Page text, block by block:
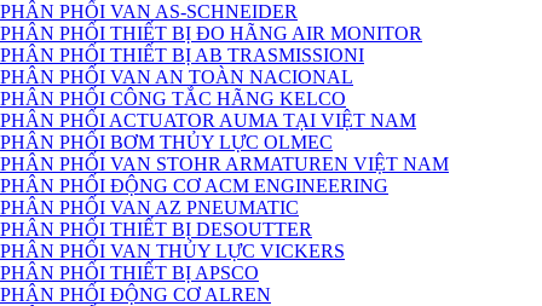
PHÂN PHỐI VAN AS-SCHNEIDER
PHÂN PHỐI THIẾT BỊ ĐO HÃNG AIR MONITOR
PHÂN PHỐI THIẾT BỊ AB TRASMISSIONI
PHÂN PHỐI VAN AN TOÀN NACIONAL
PHÂN PHỐI CÔNG TẮC HÃNG KELCO
PHÂN PHỐI ACTUATOR AUMA TẠI VIỆT NAM
PHÂN PHỐI BƠM THỦY LỰC OLMEC
PHÂN PHỐI VAN STOHR ARMATUREN VIỆT NAM
PHÂN PHỐI ĐỘNG CƠ ACM ENGINEERING
PHÂN PHỐI VAN AZ PNEUMATIC
PHÂN PHỐI THIẾT BỊ DESOUTTER
PHÂN PHỐI VAN THỦY LỰC VICKERS
PHÂN PHỐI THIẾT BỊ APSCO
PHÂN PHỐI ĐỘNG CƠ ALREN